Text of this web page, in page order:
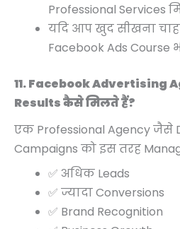
Professional Services
यदि आप खुद सीखना
Facebook Ads Course
11. Facebook Advertising
Results कैसे मिलते हैं?
एक Professional Agency जैसे
Campaigns को इस तरह
✅ अधिक Leads
✅ ज्यादा Conversions
✅ Brand Recognition